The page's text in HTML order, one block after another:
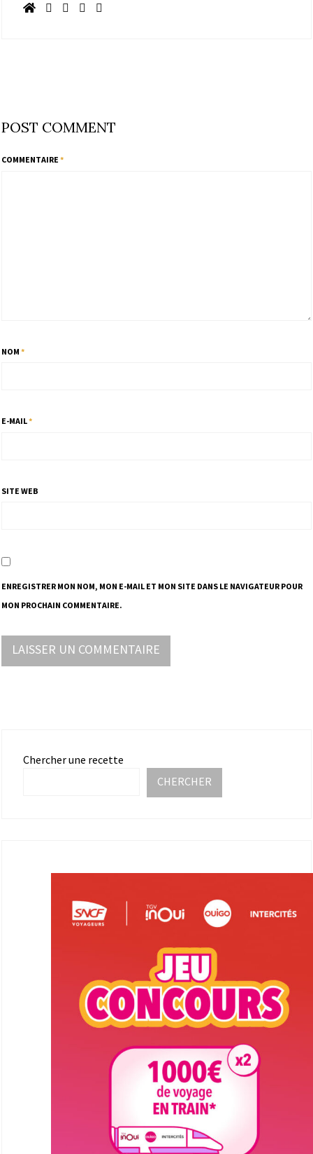
POST COMMENT
COMMENTAIRE *
NOM *
E-MAIL*
SITE WEB
ENREGISTRER MON NOM, MON E-MAIL ET MON SITE DANS LE NAVIGATEUR POUR
MON PROCHAIN COMMENTAIRE.
Chercher une recette
CHERCHER